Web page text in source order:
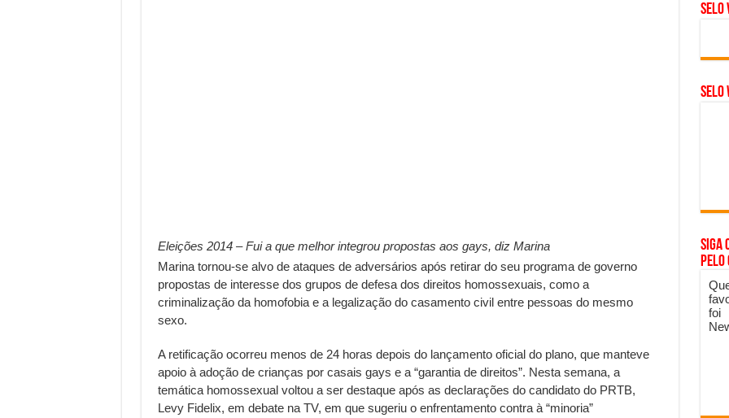
Eleições 2014 – Fui a que melhor integrou propostas aos gays, diz Marina
Marina tornou-se alvo de ataques de adversários após retirar do seu programa de governo
propostas de interesse dos grupos de defesa dos direitos homossexuais, como a
criminalização da homofobia e a legalização do casamento civil entre pessoas do mesmo
sexo.
A retificação ocorreu menos de 24 horas depois do lançamento oficial do plano, que manteve
apoio à adoção de crianças por casais gays e a “garantia de direitos”. Nesta semana, a
temática homossexual voltou a ser destaque após as declarações do candidato do PRTB,
Levy Fidelix, em debate na TV, em que sugeriu o enfrentamento contra à “minoria”
Selo
SELO
Siga
pelo
foi